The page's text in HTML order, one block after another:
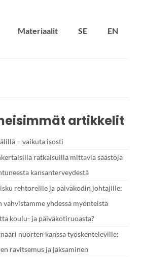
Materiaalit SE EN
artikkelit
– vaikuta isosti
ratkaisuilla mittavia säästöjä
kansanterveydestä
rehtoreille ja päiväkodin johtajille:
vahvistamme yhdessä myönteistä
koulu- ja päiväkotiruoasta?
nuorten kanssa työskenteleville:
ravitsemus ja jaksaminen